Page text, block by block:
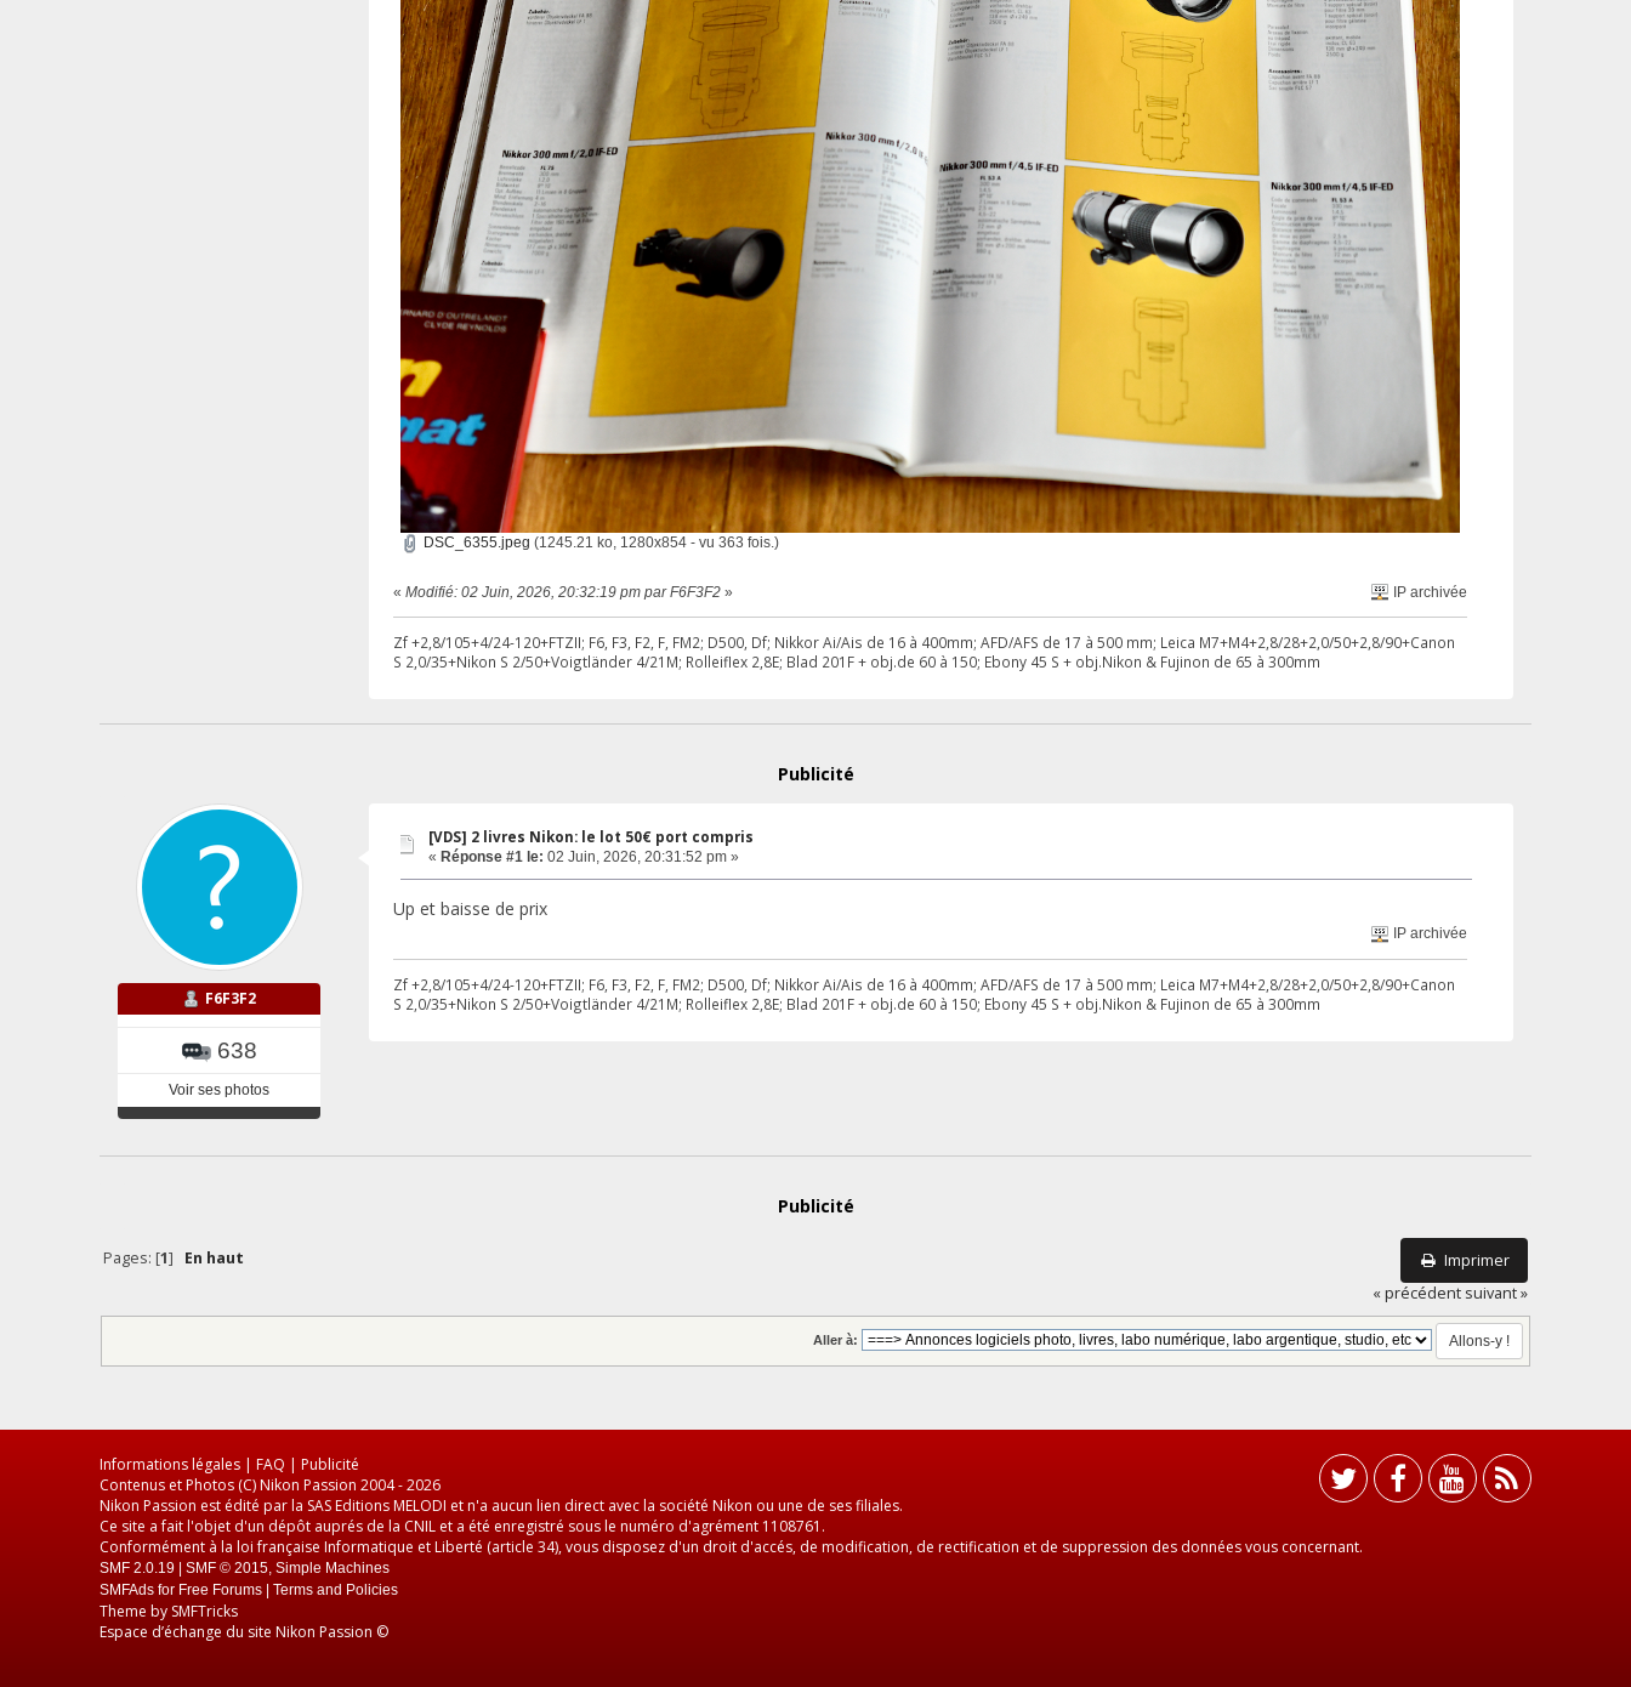
DSC_6355.jpeg (1245.21 ko, 1280x854 - vu 363 fois.)
« Modifié: 02 Juin, 2026, 20:32:19 pm par F6F3F2» IP archivée
Zf +2,8/105+4/24-120+FTZII; F6, F3, F2, F, FM2; D500, Df; Nikkor Ai/Ais de 16 à 400mm; AFD/AFS de 17 à 500 mm; Leica M7+M4+2,8/28+2,0/50+2,8/90+Canon
S 2,0/35+Nikon S 2/50+Voigtländer 4/21M; Rolleiflex 2,8E; Blad 201F + obj.de 60 à 150; Ebony 45 S + obj.Nikon & Fujinon de 65 à 300mm
Publicité
F6F3F2
638
Voir ses photos
[VDS] 2 livres Nikon: le lot 50€ port compris
« Réponse #1 le: 02 Juin, 2026, 20:31:52 pm »
Up et baisse de prix
IP archivée
Zf +2,8/105+4/24-120+FTZII; F6, F3, F2, F, FM2; D500, Df; Nikkor Ai/Ais de 16 à 400mm; AFD/AFS de 17 à 500 mm; Leica M7+M4+2,8/28+2,0/50+2,8/90+Canon
S 2,0/35+Nikon S 2/50+Voigtländer 4/21M; Rolleiflex 2,8E; Blad 201F + obj.de 60 à 150; Ebony 45 S + obj.Nikon & Fujinon de 65 à 300mm
Publicité
Imprimer
Pages: [1] En haut
« précédent suivant »
Aller à:
Informations légales |FAQ |Publicité
Contenus et Photos (C) Nikon Passion 2004 - 2026
Nikon Passion est édité par la SAS Editions MELODI et n'a aucun lien direct avec la société Nikon ou une de ses filiales.
Ce site a fait l'objet d'un dépôt auprés de la CNIL et a été enregistré sous le numéro d'agrément 1108761.
Conformément à la loi française Informatique et Liberté (article 34), vous disposez d'un droit d'accés, de modification, de rectification et de suppression des données vous concernant.
SMF 2.0.19 |SMF © 2015,Simple Machines
SMFAds for Free Forums |Terms and Policies
Theme by SMFTricks
Espace d’échange du site Nikon Passion ©